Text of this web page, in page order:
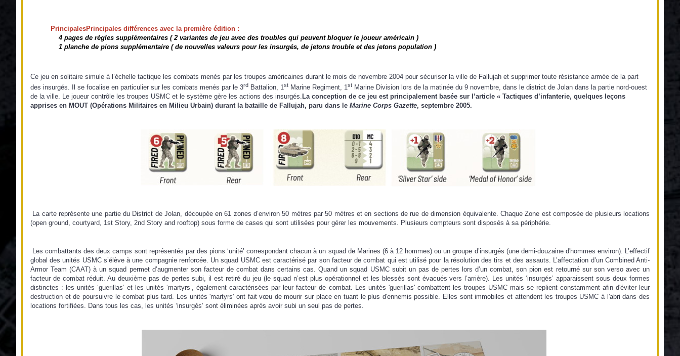
PrincipalesPrincipales différences avec la première édition :
   4 pages de règles supplémentaires ( 2 variantes de jeu avec des troubles qui peuvent bloquer le joueur américain )
    1 planche de pions supplémentaire ( de nouvelles valeurs pour les insurgés, de jetons trouble et des jetons population )
Ce jeu en solitaire simule à l’échelle tactique les combats menés par les troupes américaines durant le mois de novembre 2004 pour sécuriser la ville de Fallujah et supprimer toute résistance armée de la part
des insurgés. Il se focalise en particulier sur les combats menés par le 3rd Battalion, 1st Marine Regiment, 1st Marine Division lors de la matinée du 9 novembre, dans le district de Jolan dans la partie nord-ouest
de la ville. Le joueur contrôle les troupes USMC et le système gère les actions des insurgés. La conception de ce jeu est principalement basée sur l’article « Tactiques d’infanterie, quelques leçons
apprises en MOUT (Opérations Militaires en Milieu Urbain) durant la bataille de Fallujah, paru dans le Marine Corps Gazette, septembre 2005.
La carte représente une partie du District de Jolan, découpée en 61 zones d’environ 50 mètres par 50 mètres et en sections de rue de dimension équivalente. Chaque Zone est composée de plusieurs locations
(open ground, court­yard, 1st Story, 2nd Story and rooftop) sous forme de cases qui sont utilisées pour gérer les mouvements. Plusieurs compteurs sont disposés à sa périphérie.
Les combattants des deux camps sont représentés par des pions ‘unité’ correspondant chacun à un squad de Marines (6 à 12 hommes) ou un groupe d’insurgés (une demi-douzaine d'hommes environ). L’effectif
global des unités USMC s’élève à une compagnie renforcée. Un squad USMC est caractérisé par son facteur de combat qui est utilisé pour la résolution des tirs et des assauts. L’affectation d’un Combined Anti-
Armor Team (CAAT) à un squad permet d’augmenter son facteur de combat dans certains cas. Quand un squad USMC subit un pas de pertes lors d’un combat, son pion est retourné sur son verso avec un
facteur de combat réduit. Au deuxième pas de pertes subi, il est retiré du jeu (le squad n’est plus opérationnel et les blessés sont évacués vers l’arrière). Les unités ‘insurgés’ apparaissent sous deux formes
distinctes : les unités ‘guerillas’ et les unités ‘martyrs’, également caractérisées par leur facteur de combat. Les unités 'guerillas' combattent les troupes USMC mais se replient constamment afin d'éviter leur
destruction et de poursuivre le combat plus tard. Les unités 'martyrs' ont fait vœu de mourir sur place en tuant le plus d'ennemis possible. Elles sont immobiles et attendent les troupes USMC à l'abri dans des
locations fortifiées. Dans tous les cas, les unités ‘insurgés’ sont éliminées après avoir subi un seul pas de pertes.